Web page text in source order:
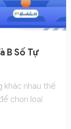
B Số Tự
khác nhau thế
chọn loại